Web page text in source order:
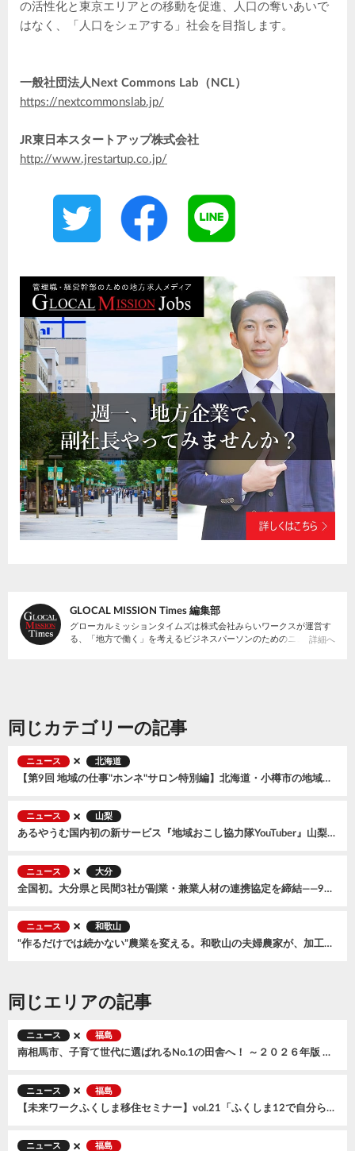
の活性化と東京エリアとの移動を促進、人口の奪いあいで
はなく、「人口をシェアする」社会を目指します。
一般社団法人Next Commons Lab（NCL）
https://nextcommonslab.jp/
JR東日本スタートアップ株式会社
http://www.jrestartup.co.jp/
GLOCAL MISSION Times 編集部
グローカルミッションタイムズは株式会社みらいワークスが運営す
る、「地方で働く」を考えるビジネスパーソンのためのニュースサ
詳細へ
同じカテゴリーの記事
ニュース 北海道
【第9回 地域の仕事"ホンネ"サロン特別編】北海道・小樽市の地域おこし協力隊募集説明会〜まちの未来をつくる３つのミッション〜 を開催、全国から57名が参加
ニュース 山梨
あるやうむ国内初の新サービス『地域おこし協力隊YouTuber』山梨県笛吹市で開始。2026年7月に『森風美』が着任
ニュース 大分
全国初。大分県と民間3社が副業・兼業人材の連携協定を締結——9月からオンラインマッチング交流会もスタート
ニュース 和歌山
“作るだけでは続かない”農業を変える。和歌山の夫婦農家が、加工品とECで広げる小規模農家の可能性
同じエリアの記事
ニュース 福島
南相馬市、子育て世代に選ばれるNo.1の田舎へ！ ～２０２６年版 第１４回住みたい田舎ベストランキングで全国トップ～
ニュース 福島
【未来ワークふくしま移住セミナー】vol.21「ふくしま12で自分らしい働き方 Before After紹介」東京にて開催！
ニュース 福島